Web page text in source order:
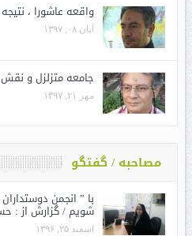
واقعه عاشورا ،
آبان ۰۸, ۱۳۹۷
جامعه متزلزل و
مهر ۲۱, ۱۳۹۷
مصاحبه / گفتگو
با ” انجمن
شویم / گزارش از :
اسفند ۲۵, ۱۳۹۶